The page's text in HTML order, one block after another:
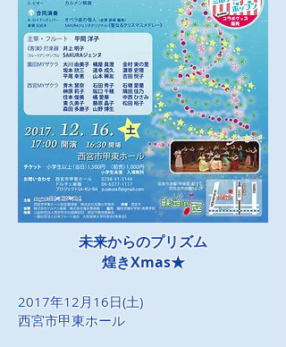
未来からのプリズム
煌きXmas★
2017年12月16日(土)
​西宮市甲東ホール